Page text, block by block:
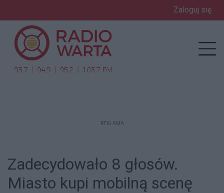
Zaloguj się
REKLAMA
Zadecydowało 8 głosów.
Miasto kupi mobilną scenę